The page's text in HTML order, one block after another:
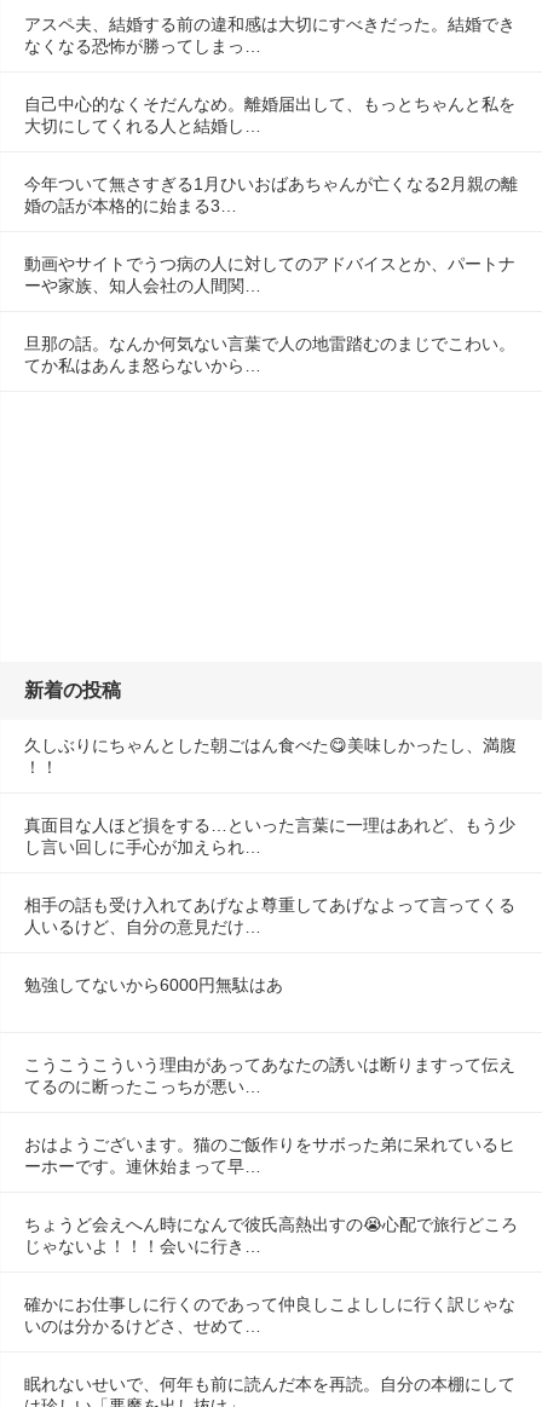
アスペ夫、結婚する前の違和感は大切にすべきだった。結婚でき
なくなる恐怖が勝ってしまっ…
自己中心的なくそだんなめ。離婚届出して、もっとちゃんと私を
大切にしてくれる人と結婚し…
今年ついて無さすぎる1月ひいおばあちゃんが亡くなる2月親の離
婚の話が本格的に始まる3…
動画やサイトでうつ病の人に対してのアドバイスとか、パートナ
ーや家族、知人会社の人間関…
旦那の話。なんか何気ない言葉で人の地雷踏むのまじでこわい。
てか私はあんま怒らないから…
新着の投稿
久しぶりにちゃんとした朝ごはん食べた😋美味しかったし、満腹
！！
真面目な人ほど損をする…といった言葉に一理はあれど、もう少
し言い回しに手心が加えられ…
相手の話も受け入れてあげなよ尊重してあげなよって言ってくる
人いるけど、自分の意見だけ…
勉強してないから6000円無駄はあ
こうこうこういう理由があってあなたの誘いは断りますって伝え
てるのに断ったこっちが悪い…
おはようございます。猫のご飯作りをサボった弟に呆れているヒ
ーホーです。連休始まって早…
ちょうど会えへん時になんで彼氏高熱出すの😭心配で旅行どころ
じゃないよ！！！会いに行き…
確かにお仕事しに行くのであって仲良しこよししに行く訳じゃな
いのは分かるけどさ、せめて…
眠れないせいで、何年も前に読んだ本を再読。自分の本棚にして